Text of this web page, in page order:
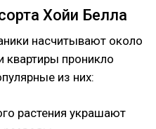
Хойи Белла
насчитывают около
квартиры проникло
из них:
растения украшают